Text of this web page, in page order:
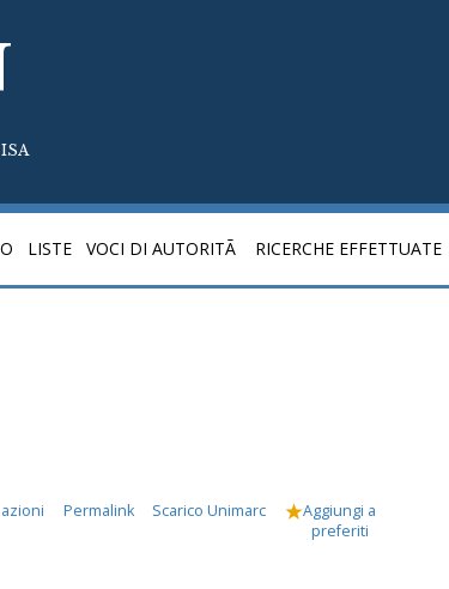
LISTE VOCI DI AUTORITÃ RICERCHE EFFETTUATE
Permalink Scarico Unimarc
Aggiungi a
preferiti